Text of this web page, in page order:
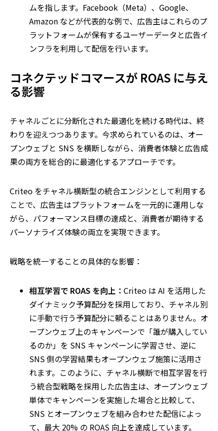
ムを指します。 Facebook （Meta）、 Google、
Amazon などが代表的な例で、広告主はこれらのプ
ラットフォームが保有するユーザーデータと広告イ
ンフラを利用して配信を行います。
コネクテッドコマースが ROAS に与え
る影響
チャネルごとに分断化された最適化を続ける時代は、終
わりを迎えつつあります。今求められているのは、オー
プンウェブと SNS を横断しながら、消費者体験と広告成
果の両方を総合的に最適化するアプローチです。
Criteo をチャネル横断型の統合エンジンとして利用する
ことで、広告主はプラットフォームを一元的に運用しな
がら、パフォーマンス目標の達成と、消費者が期待する
パーソナライズ体験の両立を実現できます。
戦略を統一することの具体的な影響：
相互学習で ROAS を向上： Criteo は AI を活用した
ダイナミック予算配分を採用しており、チャネル別
に手動で行う予算配分に頼ることはありません。オ
ープンウェブ上のキャンペーンで「誰が購入してい
るのか」を SNS キャンペーンに学習させ、逆に
SNS側の学習結果もオープンウェブ施策に活用さ
れます。このように、チャネル横断で相互学習を行
う統合型戦略を採用した広告主は、オープンウェブ
単体でキャンペーンを実施した場合と比較して、
SNS とオープンウェブを組み合わせた配信によっ
て、最大 20% の ROAS 向上を達成しています。